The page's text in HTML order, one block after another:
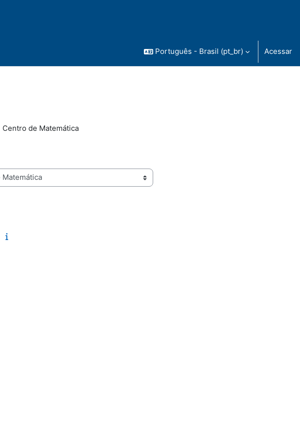
Português - Brasil ‎(pt_br)‎ Acessar
Centro de Matemática